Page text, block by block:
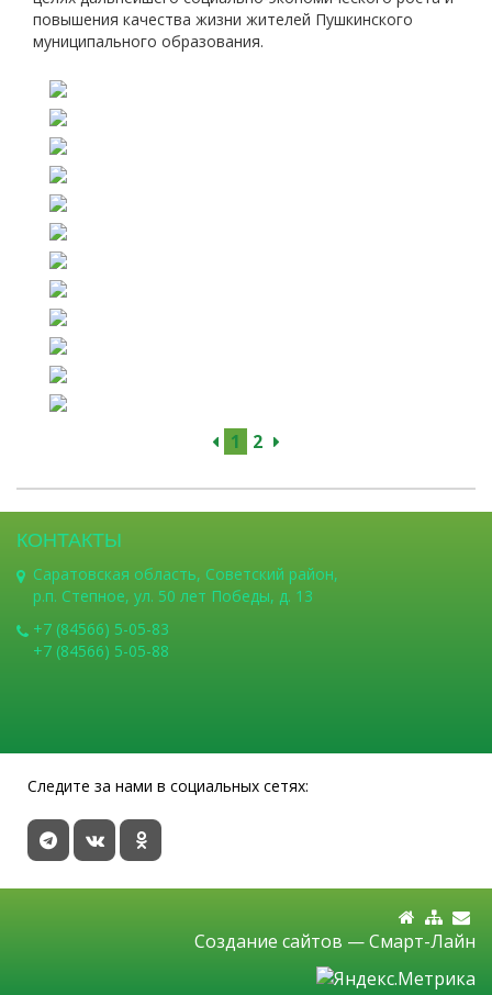
повышения качества жизни жителей Пушкинского
муниципального образования.
1 2
КОНТАКТЫ
Саратовская область, Советский район,
р.п. Степное, ул. 50 лет Победы, д. 13
+7 (84566) 5-05-83
+7 (84566) 5-05-88
Следите за нами в социальных сетях:
Создание сайтов —Смарт-Лайн